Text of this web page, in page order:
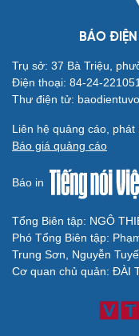
Cải chính
BÁO ĐIỆN
Trụ sở: 37 Bà Triệu,
Điện thoại: 84-24-
Thư điện tử:
Liên hệ quảng cáo,
Báo giá quảng cáo
Báo in
Tổng Biên tập: NGÔ
Phó Tổng Biên tập:
Trung Sơn, Nguyễn
Cơ quan chủ quản: ĐÀI